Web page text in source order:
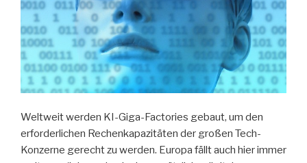
Weltweit werden KI-Giga-Factories gebaut, um den
erforderlichen Rechenkapazitäten der großen Tech-
Konzerne gerecht zu werden. Europa fällt auch hier immer